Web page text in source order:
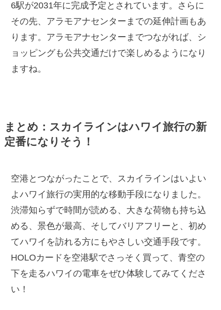
6駅が2031年に完成予定とされています。さらに
その先、アラモアナセンターまでの延伸計画もあ
ります。アラモアナセンターまでつながれば、シ
ョッピングも公共交通だけで楽しめるようになり
ますね。
まとめ：スカイラインはハワイ旅行の新
定番になりそう！
空港とつながったことで、スカイラインはいよい
よハワイ旅行の実用的な移動手段になりました。
渋滞知らずで時間が読める、大きな荷物も持ち込
める、景色が最高、そしてバリアフリーと、初め
てハワイを訪れる方にもやさしい交通手段です。
HOLOカードを空港駅でさっそく買って、青空の
下を走るハワイの電車をぜひ体験してみてくださ
い！